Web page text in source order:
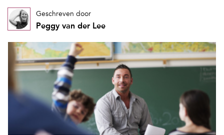
Geschreven door
Peggy van der Lee